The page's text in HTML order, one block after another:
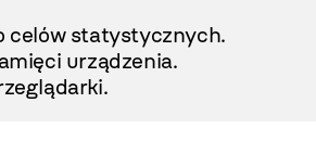
celów statystycznych.
urządzenia.